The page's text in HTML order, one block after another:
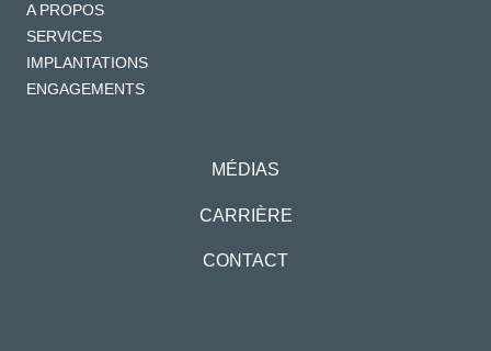
A PROPOS
SERVICES
IMPLANTATIONS
ENGAGEMENTS
MÉDIAS
CARRIÈRE
CONTACT